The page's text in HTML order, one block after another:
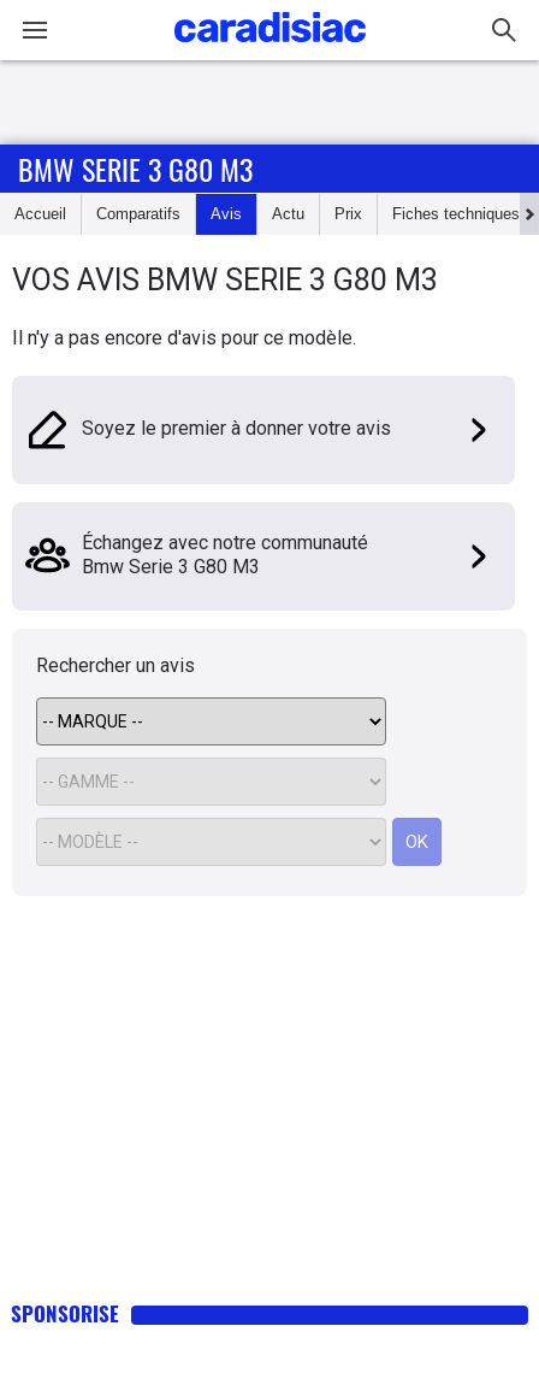
Accueil
Essais
Guide
Electriques
Flottes
Services
Forum
Moto
Marques
BMW SERIE 3 G80 M3
Accueil Comparatifs Avis Actu Prix Fiches techniques
VOS AVIS BMW SERIE 3 G80 M3
Il n'y a pas encore d'avis pour ce modèle.
Soyez le premier à donner votre avis
Échangez avec notre communauté
Bmw Serie 3 G80 M3
Rechercher un avis
OK
SPONSORISE